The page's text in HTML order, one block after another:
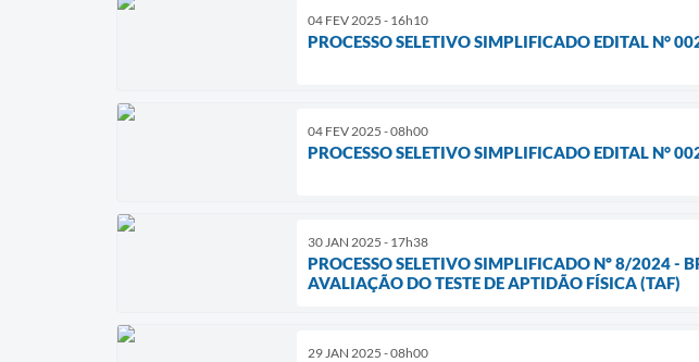
04 FEV 2025 - 16h10
PROCESSO SELETIVO SIMPLIFICADO EDITAL N°
04 FEV 2025 - 08h00
PROCESSO SELETIVO SIMPLIFICADO EDITAL N°
30 JAN 2025 - 17h38
PROCESSO SELETIVO SIMPLIFICADO Nº 8/2024 -
AVALIAÇÃO DO TESTE DE APTIDÃO FÍSICA (TAF)
29 JAN 2025 - 08h00